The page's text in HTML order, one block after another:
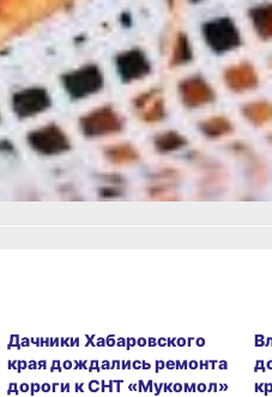
Дачники Хабаровского
края дождались ремонта
дороги к СНТ «Мукомол»